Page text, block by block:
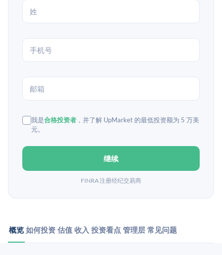
我是合格投资者 ，并了解 UpMarket 的最低投资额为 5 万美
元。
继续
FINRA 注册经纪交易商
概览 如何投资 估值 收入 投资看点 管理层 常见问题